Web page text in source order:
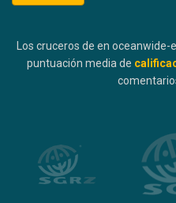
Los cruceros de en
puntuación media de